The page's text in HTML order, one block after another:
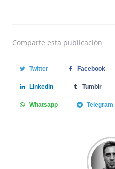
Comparte esta publicación
Twitter Facebook
Linkedin Tumblr
Whatsapp Telegram